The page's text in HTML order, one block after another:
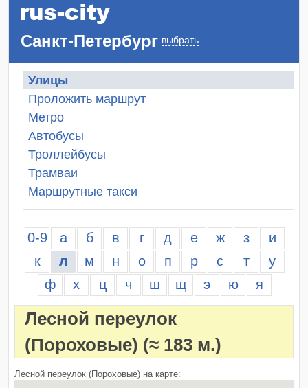
Санкт-Петербург выбрать
Улицы
Проложить маршрут
Метро
Автобусы
Троллейбусы
Трамваи
Маршрутные такси
0-9 а б в г д е ж з
и
к
л м н о п р с т
у
ф
х ц ч ш щ э ю я
Лесной переулок
(Пороховые) (≈ 183 м.)
Лесной переулок (Пороховые) на карте: